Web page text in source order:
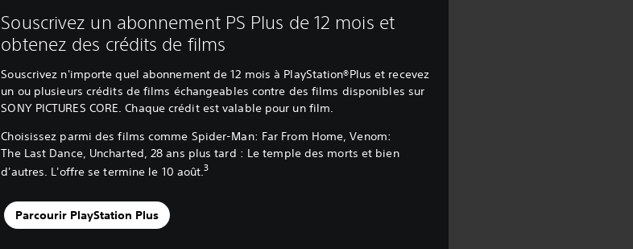
Souscrivez un abonnement PS Plus de 12 mois et
obtenez des crédits de films
Souscrivez n'importe quel abonnement de 12 mois à PlayStation®Plus et recevez
un ou plusieurs crédits de films échangeables contre des films disponibles sur
SONY PICTURES CORE. Chaque crédit est valable pour un film.
Choisissez parmi des films comme Spider-Man: Far From Home, Venom:
The Last Dance, Uncharted, 28 ans plus tard : Le temple des morts et bien
d'autres. L'offre se termine le 10 août.3
Parcourir PlayStation Plus